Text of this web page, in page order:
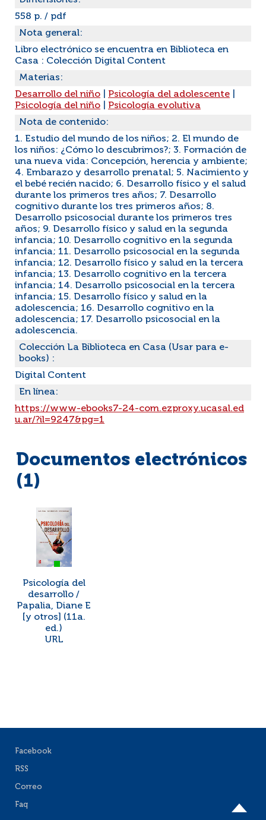
558 p. / pdf
Nota general:
Libro electrónico se encuentra en Biblioteca en
Casa : Colección Digital Content
Materias:
Desarrollo del niño
Psicología del adolescente
Psicología del niño
Psicología evolutiva
Nota de contenido:
1. Estudio del mundo de los niños; 2. El mundo de
los niños: ¿Cómo lo descubrimos?; 3. Formación de
una nueva vida: Concepción, herencia y ambiente;
4. Embarazo y desarrollo prenatal; 5. Nacimiento y
el bebé recién nacido; 6. Desarrollo físico y el salud
durante los primeros tres años; 7. Desarrollo
cognitivo durante los tres primeros años; 8.
Desarrollo psicosocial durante los primeros tres
años; 9. Desarrollo físico y salud en la segunda
infancia; 10. Desarrollo cognitivo en la segunda
infancia; 11. Desarrollo psicosocial en la segunda
infancia; 12. Desarrollo físico y salud en la tercera
infancia; 13. Desarrollo cognitivo en la tercera
infancia; 14. Desarrollo psicosocial en la tercera
infancia; 15. Desarrollo físico y salud en la
adolescencia; 16. Desarrollo cognitivo en la
adolescencia; 17. Desarrollo psicosocial en la
adolescencia.
Colección La Biblioteca en Casa (Usar para e-
books) :
Digital Content
En línea:
https://www-ebooks7-24-com.ezproxy.ucasal.ed
u.ar/?il=9247&pg=1
Documentos electrónicos
(1)
Psicología del
desarrollo /
Papalia, Diane E
[y otros] (11a.
ed.)
URL
Facebook
RSS
Correo
Faq